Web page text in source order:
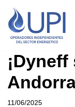
Saltar
al
11/06/2025